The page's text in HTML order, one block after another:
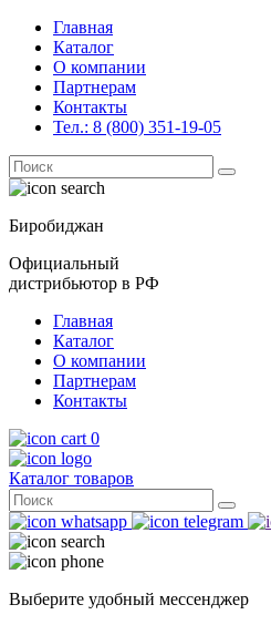
Главная
Каталог
О компании
Партнерам
Контакты
Тел.: 8 (800) 351-19-05
Поиск
for:
Биробиджан
Официальный
дистрибьютор в РФ
Главная
Каталог
О компании
Партнерам
Контакты
0
Каталог товаров
Поиск
for:
Выберите удобный мессенджер